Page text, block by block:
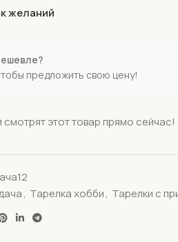
желаний
предложить свою цену!
смотрят этот товар прямо сейчас!
, Тарелка хобби, Тарелки с